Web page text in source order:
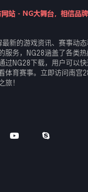
新的游戏资讯、赛事动
服务，NG28涵盖了各类
过NG28下载，用户可以
体育赛事。立即访问南宫
旅！